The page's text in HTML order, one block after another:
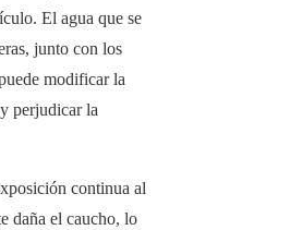
El agua que se
junto con los
modificar la
perjudicar la
continua al
daña el caucho, lo